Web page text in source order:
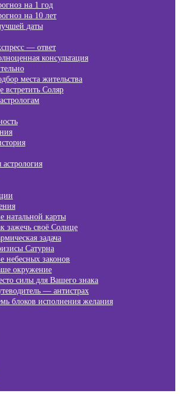
на 1 год
на 10 лет
даты
— ответ
консультация
места жительства
встретить Соляр
астрология
натальной карты
зажечь своё Солнце
задача
Сатурна
небесных законов
окружение
силы для Вашего знака
— антистрах
блоков исполнения желания